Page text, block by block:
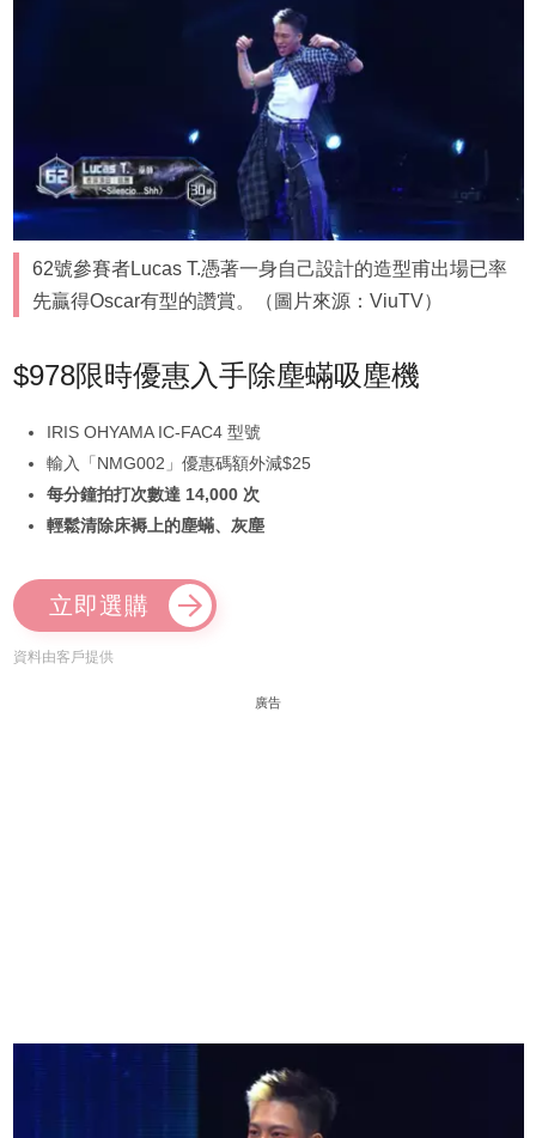
62號參賽者Lucas T.憑著一身自己設計的造型甫出場已率
先贏得Oscar有型的讚賞。（圖片來源：ViuTV）
$978限時優惠入手除塵蟎吸塵機
IRIS OHYAMA IC-FAC4 型號
輸入「NMG002」優惠碼額外減$25
每分鐘拍打次數達 14,000 次
輕鬆清除床褥上的塵蟎、灰塵
立即選購
資料由客戶提供
廣告